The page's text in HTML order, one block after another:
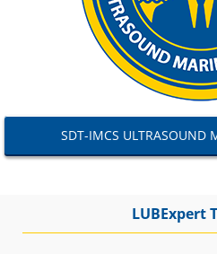
SDT-IMCS ULTRASOUND
LUBExpert